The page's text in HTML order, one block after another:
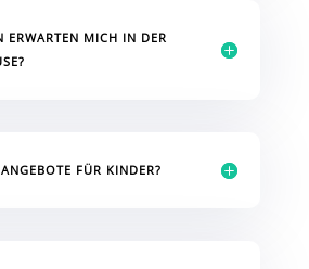
ERWARTEN MICH IN DER
FÜR KINDER?